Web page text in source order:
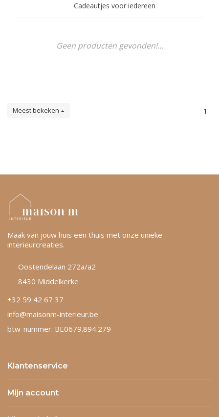
Cadeautjes voor iedereen
Geen producten gevonden!...
Meest bekeken 1
Maak van jouw huis een thuis met onze unieke
interieurcreaties.
Oostendelaan 272a/a2
8430 Middelkerke
+32 59 42 67 37
info@maisonm-interieur.be
btw-nummer: BE0679.894.279
Klantenservice
Mijn account